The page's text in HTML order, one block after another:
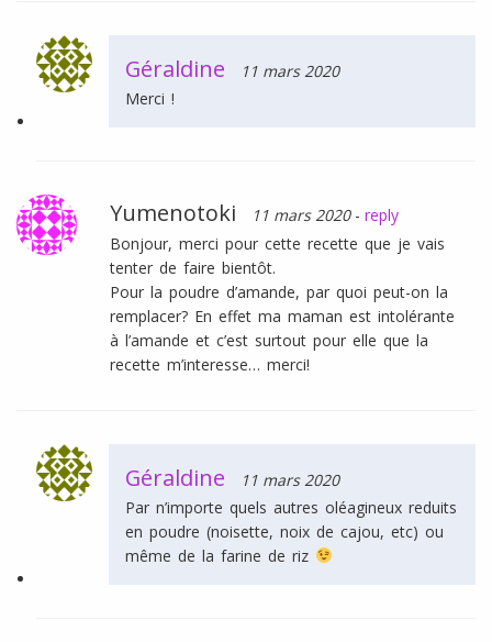
Géraldine
11 mars 2020
Merci !
Yumenotoki 11 mars 2020 - reply
Bonjour, merci pour cette recette que je vais
tenter de faire bientôt.
Pour la poudre d’amande, par quoi peut-on la
remplacer? En effet ma maman est intolérante
à l’amande et c’est surtout pour elle que la
recette m’interesse… merci!
Géraldine
11 mars 2020
Par n’importe quels autres oléagineux reduits
en poudre (noisette, noix de cajou, etc) ou
même de la farine de riz